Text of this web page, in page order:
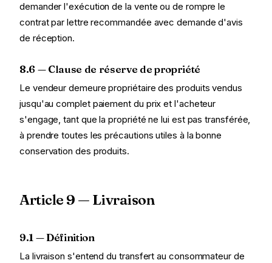
demander l'exécution de la vente ou de rompre le
contrat par lettre recommandée avec demande d'avis
de réception.
8.6 — Clause de réserve de propriété
Le vendeur demeure propriétaire des produits vendus
jusqu'au complet paiement du prix et l'acheteur
s'engage, tant que la propriété ne lui est pas transférée,
à prendre toutes les précautions utiles à la bonne
conservation des produits.
Article 9 — Livraison
9.1 — Définition
La livraison s'entend du transfert au consommateur de